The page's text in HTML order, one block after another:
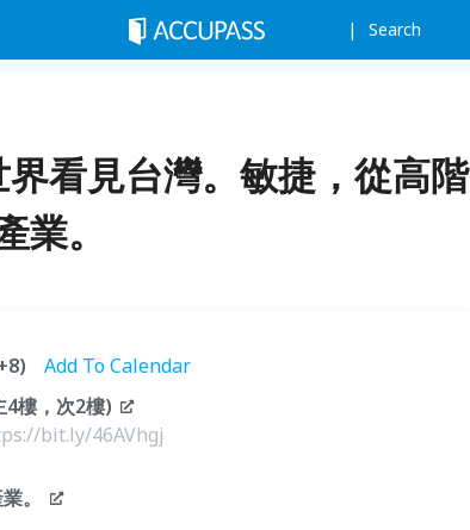
Search
看見台灣。敏捷，從高階
。
Add To Calendar
4樓，次2樓)
bit.ly/46AVhgj
。